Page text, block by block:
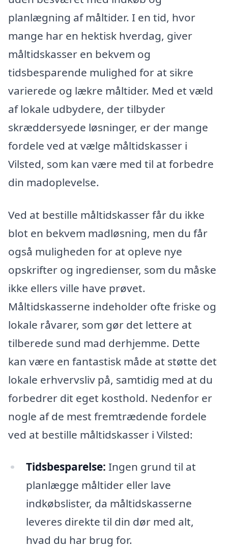
planlægning af måltider. I en tid, hvor
mange har en hektisk hverdag, giver
måltidskasser en bekvem og
tidsbesparende mulighed for at sikre
varierede og lækre måltider. Med et væld
af lokale udbydere, der tilbyder
skræddersyede løsninger, er der mange
fordele ved at vælge måltidskasser i
Vilsted, som kan være med til at forbedre
din madoplevelse.
Ved at bestille måltidskasser får du ikke
blot en bekvem madløsning, men du får
også muligheden for at opleve nye
opskrifter og ingredienser, som du måske
ikke ellers ville have prøvet.
Måltidskasserne indeholder ofte friske og
lokale råvarer, som gør det lettere at
tilberede sund mad derhjemme. Dette
kan være en fantastisk måde at støtte det
lokale erhvervsliv på, samtidig med at du
forbedrer dit eget kosthold. Nedenfor er
nogle af de mest fremtrædende fordele
ved at bestille måltidskasser i Vilsted:
Tidsbesparelse: Ingen grund til at
planlægge måltider eller lave
indkøbslister, da måltidskasserne
leveres direkte til din dør med alt,
hvad du har brug for.